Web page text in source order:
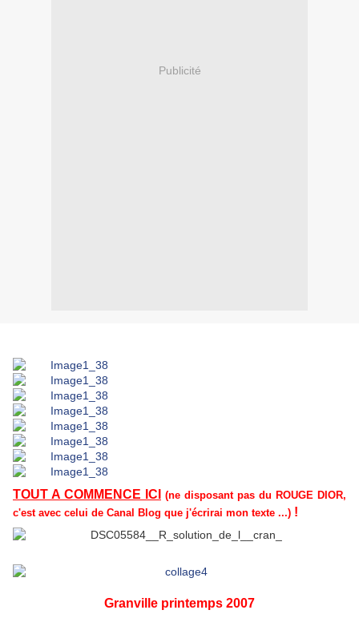
Publicité
TOUT A COMMENCE ICI
(ne disposant pas du ROUGE DIOR,
c'est avec celui de Canal Blog que j'écrirai mon texte ...) !
Granville printemps 2007